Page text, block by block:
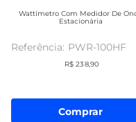
Wattímetro Com Medidor De
Estacionária
PWR-100HF
R$ 238,90
Comprar